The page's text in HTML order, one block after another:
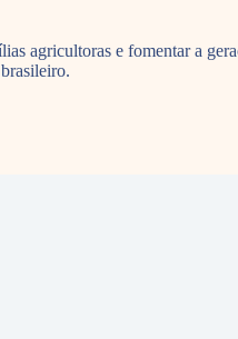
agricultoras e fomentar a